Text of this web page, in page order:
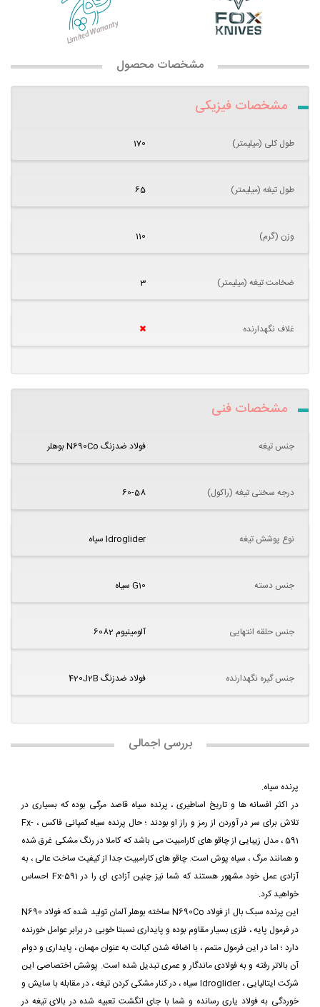
مشخصات محصول
مشخصات فیزیکی
طول کلی (میلیمتر) 170
طول تیغه (میلیمتر) 65
وزن (گرم) 110
ضخامت تیغه (میلیمتر) 3
غلاف نگهدارنده
مشخصات فنی
جنس تیغه فولاد ضدزنگ N690Co بوهلر
درجه سختی تیغه (راکول) 60-58
نوع پوشش تیغه Idroglider سیاه
جنس دسته G10 سیاه
جنس حلقه انتهایی آلومینیوم 6082
جنس گیره نگهدارنده فولاد ضدزنگ 420J2B
بررسی اجمالی
پرنده سیاه.
در اکثر افسانه ها و تاریخ اساطیری ، پرنده سیاه قاصد مرگی بوده که بسیاری در
تلاش برای سر در آوردن از رمز و راز او بودند ؛ حال پرنده سیاه کمپانی فاکس ، Fx-
591 ، مدل زیبایی از چاقو های کارامبیت می باشد که کاملا در رنگ مشکی غرق شده
و همانند مرگ ، سیاه پوش است. چاقو های کارامبیت جدا از کیفیت ساخت عالی ، به
آزادی عمل خود مشهور هستند که شما نیز چنین آزادی ای را در Fx-591 احساس
خواهید کرد.
این پرنده سبک بال از فولاد N690Co ساخته بوهلر آلمان تولید شده که فولاد N690
در فرمول پایه ، فلزی بسیار مقاوم بوده و پایداری نسبتا خوبی در برابر عوامل خورنده
دارد ؛ اما در این فرمول متمم ، با اضافه شدن کبالت به عنوان مهمان ، پایداری و دوام
آن بالاتر رفته و به فولادی ماندگار و عمری تبدیل شده است. پوشش اختصاصی این
شرکت ایتالیایی ، Idroglider سیاه ، در کنار مشکی کردن تیغه ، در مقابله با سایش و
خوردگی به فولاد یاری رسانده و شما با جای انگشت تعبیه شده در بالای تیغه در